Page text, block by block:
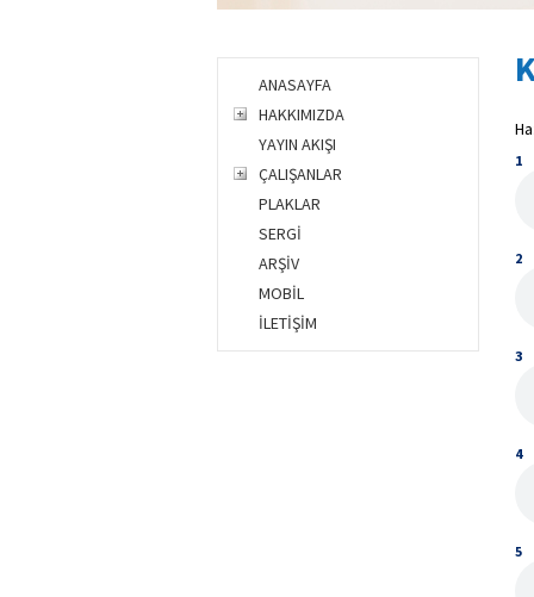
ANASAYFA
HAKKIMIZDA
YAYIN AKIŞI
ÇALIŞANLAR
PLAKLAR
SERGİ
ARŞİV
MOBİL
İLETİŞİM
1
2
3
4
5